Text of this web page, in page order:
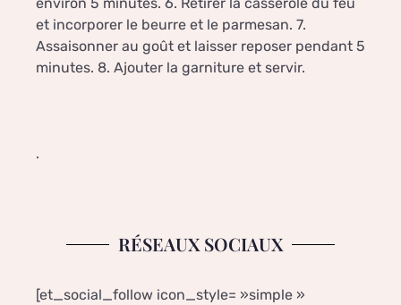
et incorporer le beurre et le parmesan. 7.
Assaisonner au goût et laisser reposer pendant 5
minutes. 8. Ajouter la garniture et servir.
.
RÉSEAUX SOCIAUX
[et_social_follow icon_style= »simple »